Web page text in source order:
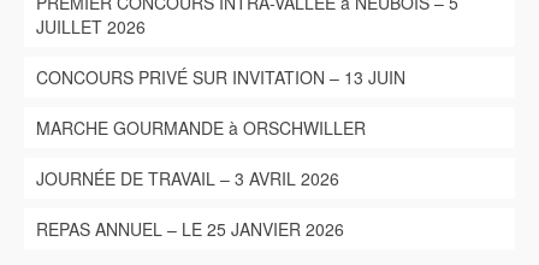
JUILLET 2026
CONCOURS PRIVÉ SUR INVITATION – 13 JUIN
MARCHE GOURMANDE à ORSCHWILLER
JOURNÉE DE TRAVAIL – 3 AVRIL 2026
REPAS ANNUEL – LE 25 JANVIER 2026